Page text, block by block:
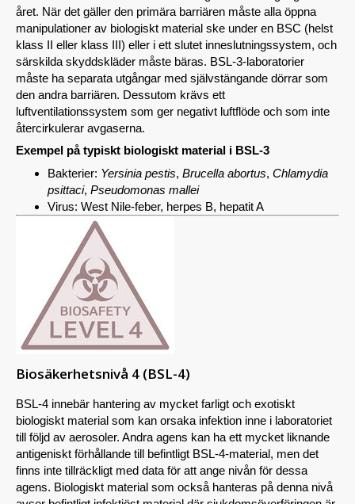
året. När det gäller den primära barriären måste alla öppna
manipulationer av biologiskt material ske under en BSC (helst
klass II eller klass III) eller i ett slutet inneslutningssystem, och
särskilda skyddskläder måste bäras. BSL-3-laboratorier
måste ha separata utgångar med självstängande dörrar som
den andra barriären. Dessutom krävs ett
luftventilationssystem som ger negativt luftflöde och som inte
återcirkulerar avgaserna.
Exempel på typiskt biologiskt material i BSL-3
Bakterier: Yersinia pestis, Brucella abortus, Chlamydia
psittaci, Pseudomonas mallei
Virus: West Nile-feber, herpes B, hepatit A
Biosäkerhetsnivå 4 (BSL-4)
BSL-4 innebär hantering av mycket farligt och exotiskt
biologiskt material som kan orsaka infektion inne i laboratoriet
till följd av aerosoler. Andra agens kan ha ett mycket liknande
antigeniskt förhållande till befintligt BSL-4-material, men det
finns inte tillräckligt med data för att ange nivån för dessa
agens. Biologiskt material som också hanteras på denna nivå